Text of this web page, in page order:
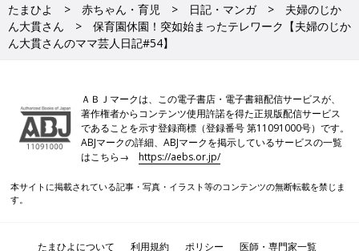
たまひよ 赤ちゃん・育児 日記・マンガ
夫婦のじか
ん大貫さん
保育園休園！突如始まったテレワーク【夫婦のじか
ん大貫さんのママ芸人日記#54】
ＡＢＪマークは、この電子書店・電子書籍配信サービスが、
著作権者からコンテンツ使用許諾を得た正規版配信サービス
であることを示す登録商標（登録番号 第11091000号）です。
ABJマークの詳細、ABJマークを掲示しているサービスの一覧
はこちら→https://aebs.or.jp/
本サイトに掲載されている記事・写真・イラスト等のコンテンツの無断転載を禁じま
す。
たまひよについて 利用規約 ポリシー 医師・専門家一覧